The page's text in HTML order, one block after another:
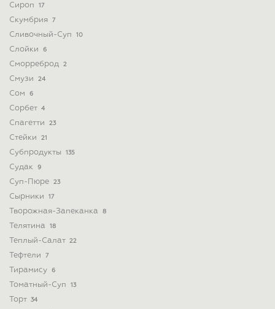
Сироп 17
Скумбрия 7
Сливочный-Суп 10
Слойки 6
Сморреброд 2
Смузи 24
Сом 6
Сорбет 4
Спагетти 23
Стейки 21
Субпродукты 135
Судак 9
Суп-Пюре 23
Сырники 17
Творожная-Запеканка 8
Телятина 18
Теплый-Салат 22
Тефтели 7
Тирамису 6
Томатный-Суп 13
Торт 34